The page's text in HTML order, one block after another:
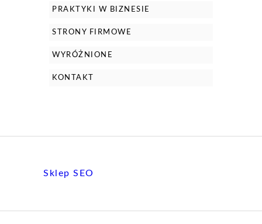
PRAKTYKI W BIZNESIE
STRONY FIRMOWE
WYRÓŻNIONE
KONTAKT
Sklep SEO